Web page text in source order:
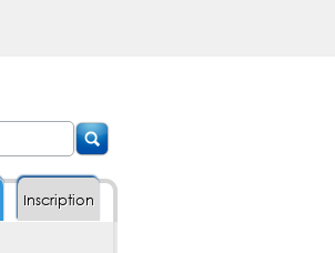
Inscription